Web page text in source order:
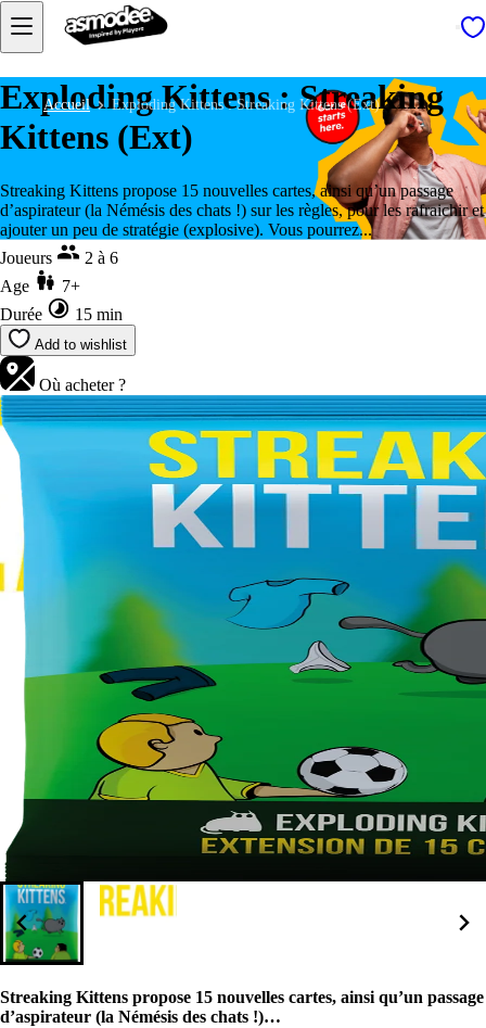
Accueil Exploding Kittens : Streaking Kittens (Ext)
Exploding Kittens : Streaking
Kittens (Ext)
Streaking Kittens propose 15 nouvelles cartes, ainsi qu’un passage
d’aspirateur (la Némésis des chats !) sur les règles, pour les rafraichir et
ajouter un peu de stratégie (explosive). Vous pourrez...
Joueurs
2 à 6
Age
7+
Durée
15 min
Add to wishlist
Où acheter ?
Streaking Kittens propose 15 nouvelles cartes, ainsi qu’un passage
d’aspirateur (la Némésis des chats !)…